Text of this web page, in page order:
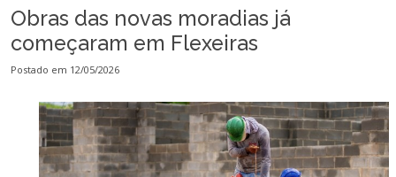
Obras das novas moradias já
começaram em Flexeiras
Postado em 12/05/2026